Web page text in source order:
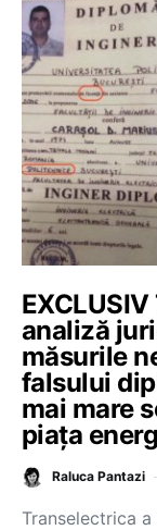
analiză
măsurile
falsului
mai mare
piața
Raluca Pantazi
Transelectrica